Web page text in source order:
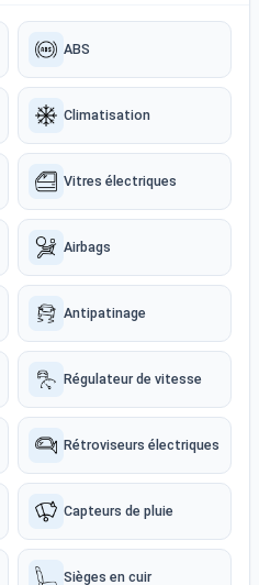
ABS
Climatisation
Vitres électriques
Airbags
Antipatinage
Régulateur de vitesse
Rétroviseurs électriques
Capteurs de pluie
Sièges en cuir